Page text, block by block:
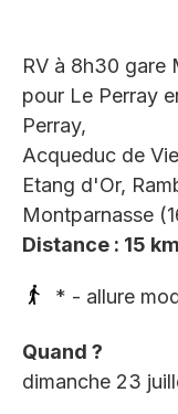
RV à 8h30 gare
pour Le Perray
Perray,
Acqueduc de
Etang d'Or,
Montparnasse
Distance : 15 km
* - allure
Quand ?
dimanche 23